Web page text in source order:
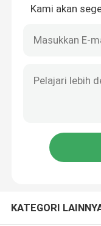
Kami akan
KATEGORI